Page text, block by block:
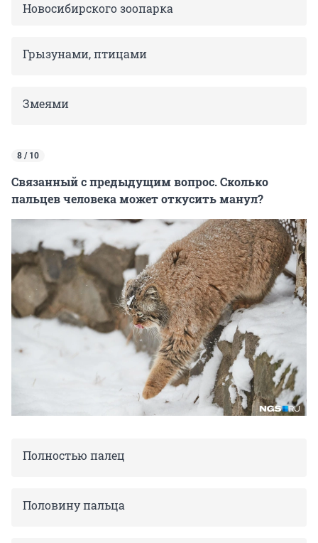
Новосибирского зоопарка
Грызунами, птицами
Змеями
8 / 10
Связанный с предыдущим вопрос. Сколько
пальцев человека может откусить манул?
Полностью палец
Половину пальца